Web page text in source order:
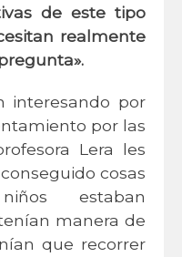
de este tipo
realmente
interesando por
por las
Lera les
cosas
estaban
manera de
que recorrer